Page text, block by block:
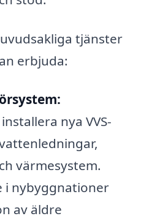
tjänster
erbjuda:
nya VVS-
värmesystem.
i nybyggnationer
av äldre